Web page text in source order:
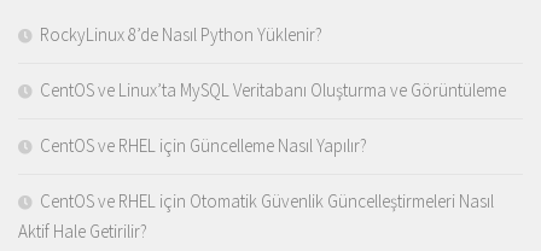
RockyLinux 8’de Nasıl Python Yüklenir?
CentOS ve Linux’ta MySQL Veritabanı Oluşturma ve Görüntüleme
CentOS ve RHEL için Güncelleme Nasıl Yapılır?
CentOS ve RHEL için Otomatik Güvenlik Güncelleştirmeleri Nasıl
Aktif Hale Getirilir?